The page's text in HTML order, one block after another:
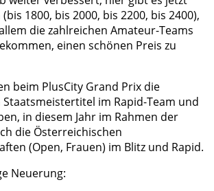
1800, bis 2000, bis 2200, bis 2400),
die zahlreichen Amateur-Teams
einen schönen Preis zu
beim PlusCity Grand Prix die
im Rapid-Team und
in diesem Jahr im Rahmen der
die Österreichischen
(Open, Frauen) im Blitz und Rapid.
Neuerung: